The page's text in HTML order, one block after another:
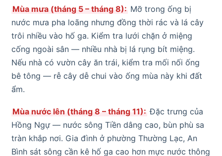
Mùa mưa (tháng 5 – tháng 8): Mỡ trong ống bị
nước mưa pha loãng nhưng đồng thời rác và lá cây
trôi nhiều vào hố ga. Kiểm tra lưới chặn ở miệng
cống ngoài sân — nhiều nhà bị lá rụng bít miệng.
Nếu nhà có vườn cây ăn trái, kiểm tra mối nối ống
bê tông — rễ cây dễ chui vào ống mùa này khi đất
ẩm.
Mùa nước lên (tháng 8 – tháng 11): Đặc trưng của
Hồng Ngự — nước sông Tiền dâng cao, bùn phù sa
tràn khắp nơi. Gia đình ở phường Thường Lạc, An
Bình sát sông cần kê hố ga cao hơn mực nước thông